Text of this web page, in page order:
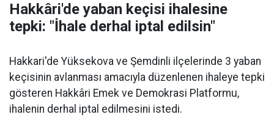
Hakkâri'de yaban keçisi ihalesine
tepki: "İhale derhal iptal edilsin"
Hakkari'de Yüksekova ve Şemdinli ilçelerinde 3 yaban
keçisinin avlanması amacıyla düzenlenen ihaleye tepki
gösteren Hakkâri Emek ve Demokrasi Platformu,
ihalenin derhal iptal edilmesini istedi.